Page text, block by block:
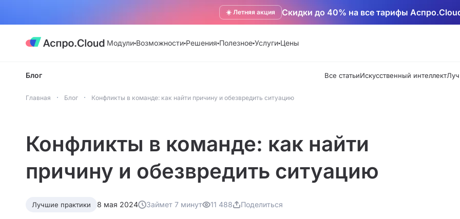
☀️ Летняя акция Скидки до 40% на все тарифы
Модули Возможности Решения Полезное Услуги Цены
Блог Все статьиИскусственный интеллект
Главная Блог Конфликты в команде: как найти причину и обезвредить ситуацию
Конфликты в команде: как найти
причину и обезвредить ситуацию
Лучшие практики 8 мая 2024 Займет 7 минут 11 488 Поделиться